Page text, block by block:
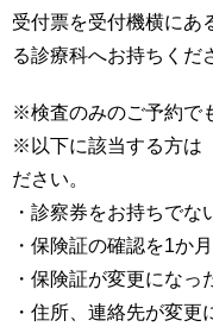
受付票を受付機横にあ
る診療科へお持ちくだ
※検査のみのご予約で
※以下に該当する方は
ださい。
・診察券をお持ちでな
・保険証の確認を1か
・保険証が変更になっ
・住所、連絡先が変更